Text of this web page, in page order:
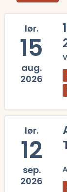
lør.
15
aug.
2026
lør.
12
sep.
2026